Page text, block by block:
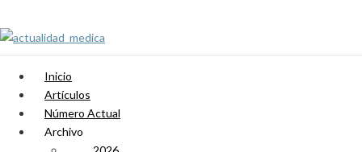
Inicio
Artículos
Número Actual
Archivo